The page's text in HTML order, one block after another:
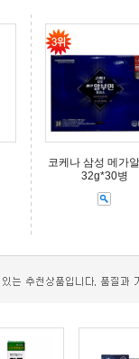
코케나 삼성 메가
32g*30병